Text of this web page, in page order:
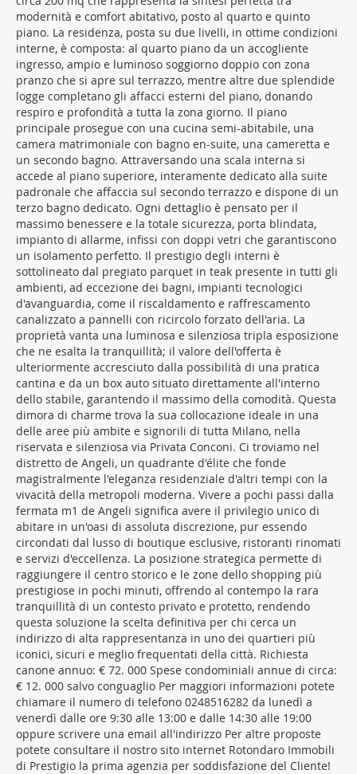
modernità e comfort abitativo, posto al quarto e quinto
piano. La residenza, posta su due livelli, in ottime condizioni
interne, è composta: al quarto piano da un accogliente
ingresso, ampio e luminoso soggiorno doppio con zona
pranzo che si apre sul terrazzo, mentre altre due splendide
logge completano gli affacci esterni del piano, donando
respiro e profondità a tutta la zona giorno. Il piano
principale prosegue con una cucina semi-abitabile, una
camera matrimoniale con bagno en-suite, una cameretta e
un secondo bagno. Attraversando una scala interna si
accede al piano superiore, interamente dedicato alla suite
padronale che affaccia sul secondo terrazzo e dispone di un
terzo bagno dedicato. Ogni dettaglio è pensato per il
massimo benessere e la totale sicurezza, porta blindata,
impianto di allarme, infissi con doppi vetri che garantiscono
un isolamento perfetto. Il prestigio degli interni è
sottolineato dal pregiato parquet in teak presente in tutti gli
ambienti, ad eccezione dei bagni, impianti tecnologici
d'avanguardia, come il riscaldamento e raffrescamento
canalizzato a pannelli con ricircolo forzato dell'aria. La
proprietà vanta una luminosa e silenziosa tripla esposizione
che ne esalta la tranquillità; il valore dell'offerta è
ulteriormente accresciuto dalla possibilità di una pratica
cantina e da un box auto situato direttamente all'interno
dello stabile, garantendo il massimo della comodità. Questa
dimora di charme trova la sua collocazione ideale in una
delle aree più ambite e signorili di tutta Milano, nella
riservata e silenziosa via Privata Conconi. Ci troviamo nel
distretto de Angeli, un quadrante d'élite che fonde
magistralmente l'eleganza residenziale d'altri tempi con la
vivacità della metropoli moderna. Vivere a pochi passi dalla
fermata m1 de Angeli significa avere il privilegio unico di
abitare in un'oasi di assoluta discrezione, pur essendo
circondati dal lusso di boutique esclusive, ristoranti rinomati
e servizi d'eccellenza. La posizione strategica permette di
raggiungere il centro storico e le zone dello shopping più
prestigiose in pochi minuti, offrendo al contempo la rara
tranquillità di un contesto privato e protetto, rendendo
questa soluzione la scelta definitiva per chi cerca un
indirizzo di alta rappresentanza in uno dei quartieri più
iconici, sicuri e meglio frequentati della città. Richiesta
canone annuo: € 72. 000 Spese condominiali annue di circa:
€ 12. 000 salvo conguaglio Per maggiori informazioni potete
chiamare il numero di telefono 0248516282 da lunedì a
venerdì dalle ore 9:30 alle 13:00 e dalle 14:30 alle 19:00
oppure scrivere una email all'indirizzo Per altre proposte
potete consultare il nostro sito internet Rotondaro Immobili
di Prestigio la prima agenzia per soddisfazione del Cliente!